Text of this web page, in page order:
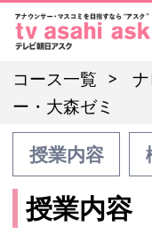
コース一覧
ー・大森ゼミ
授業内容
授業内容